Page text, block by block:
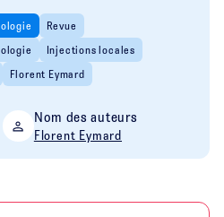
Revue
Injections locales
Florent Eymard
Nom des auteurs
Florent Eymard